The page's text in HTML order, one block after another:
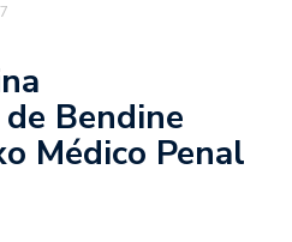
Bendine
Médico Penal